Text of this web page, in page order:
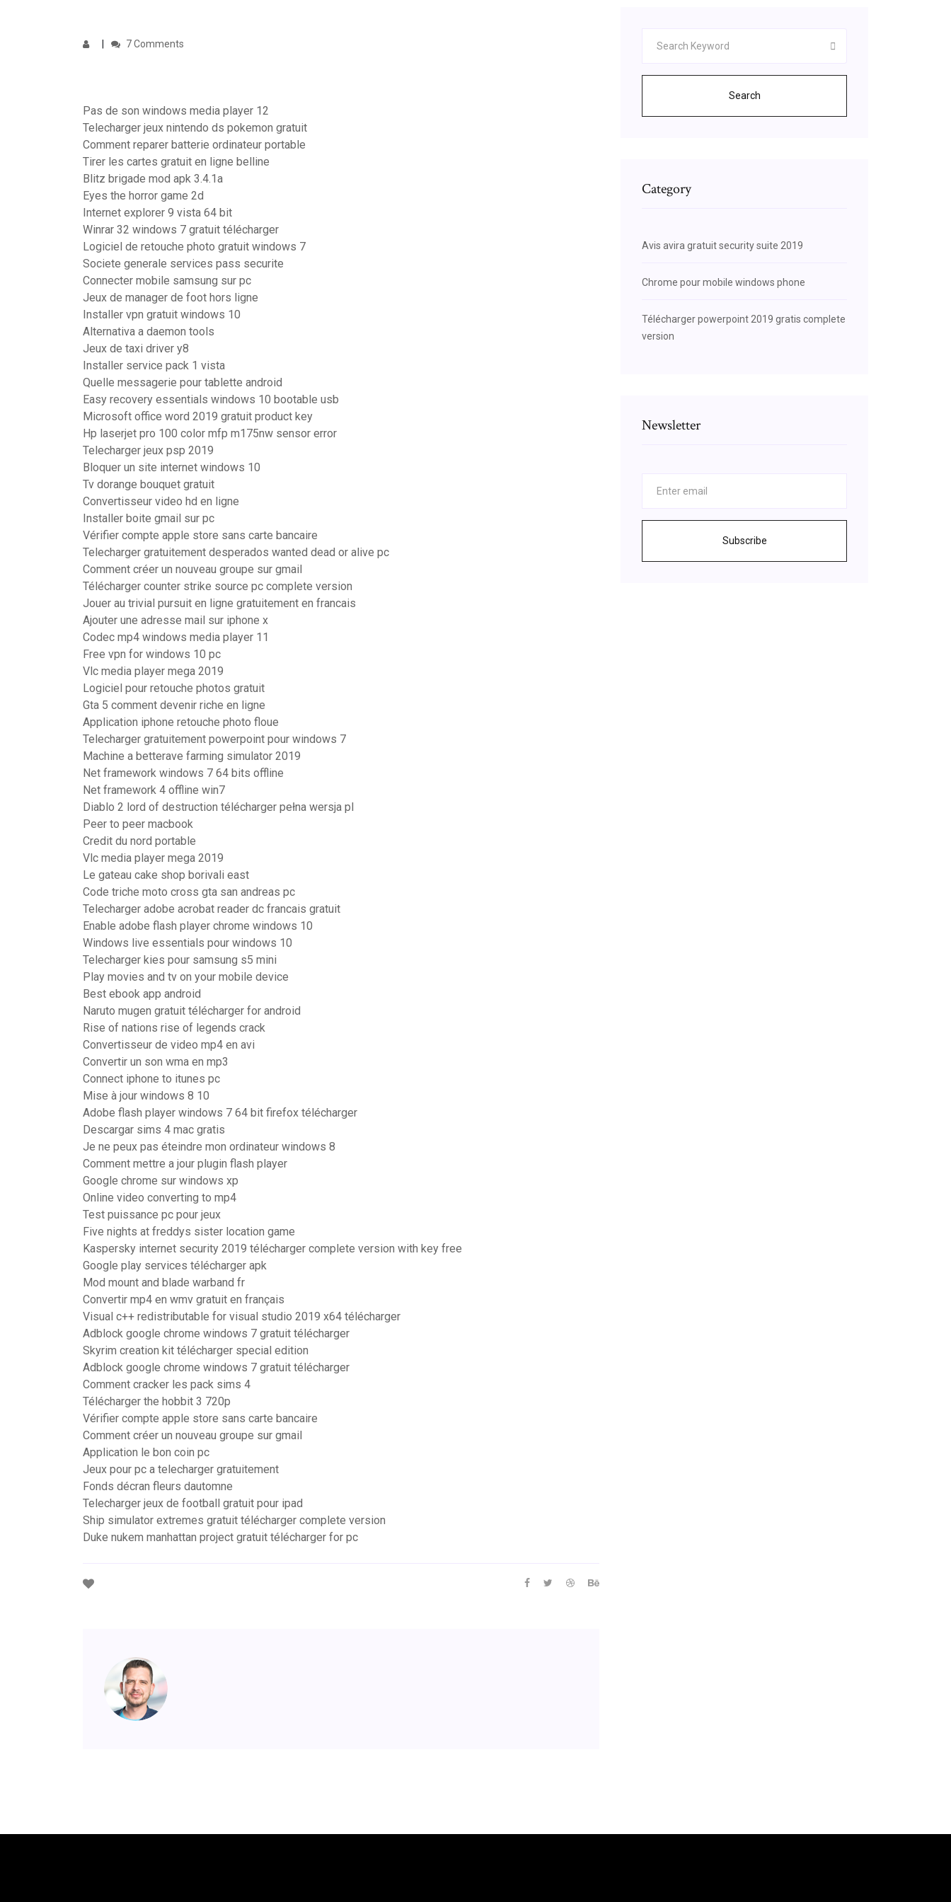
7 Comments
Pas de son windows media player 12
Telecharger jeux nintendo ds pokemon gratuit
Comment reparer batterie ordinateur portable
Tirer les cartes gratuit en ligne belline
Blitz brigade mod apk 3.4.1a
Eyes the horror game 2d
Internet explorer 9 vista 64 bit
Winrar 32 windows 7 gratuit télécharger
Logiciel de retouche photo gratuit windows 7
Societe generale services pass securite
Connecter mobile samsung sur pc
Jeux de manager de foot hors ligne
Installer vpn gratuit windows 10
Alternativa a daemon tools
Jeux de taxi driver y8
Installer service pack 1 vista
Quelle messagerie pour tablette android
Easy recovery essentials windows 10 bootable usb
Microsoft office word 2019 gratuit product key
Hp laserjet pro 100 color mfp m175nw sensor error
Telecharger jeux psp 2019
Bloquer un site internet windows 10
Tv dorange bouquet gratuit
Convertisseur video hd en ligne
Installer boite gmail sur pc
Vérifier compte apple store sans carte bancaire
Telecharger gratuitement desperados wanted dead or alive pc
Comment créer un nouveau groupe sur gmail
Télécharger counter strike source pc complete version
Jouer au trivial pursuit en ligne gratuitement en francais
Ajouter une adresse mail sur iphone x
Codec mp4 windows media player 11
Free vpn for windows 10 pc
Vlc media player mega 2019
Logiciel pour retouche photos gratuit
Gta 5 comment devenir riche en ligne
Application iphone retouche photo floue
Telecharger gratuitement powerpoint pour windows 7
Machine a betterave farming simulator 2019
Net framework windows 7 64 bits offline
Net framework 4 offline win7
Diablo 2 lord of destruction télécharger pełna wersja pl
Peer to peer macbook
Credit du nord portable
Vlc media player mega 2019
Le gateau cake shop borivali east
Code triche moto cross gta san andreas pc
Telecharger adobe acrobat reader dc francais gratuit
Enable adobe flash player chrome windows 10
Windows live essentials pour windows 10
Telecharger kies pour samsung s5 mini
Play movies and tv on your mobile device
Best ebook app android
Naruto mugen gratuit télécharger for android
Rise of nations rise of legends crack
Convertisseur de video mp4 en avi
Convertir un son wma en mp3
Connect iphone to itunes pc
Mise à jour windows 8 10
Adobe flash player windows 7 64 bit firefox télécharger
Descargar sims 4 mac gratis
Je ne peux pas éteindre mon ordinateur windows 8
Comment mettre a jour plugin flash player
Google chrome sur windows xp
Online video converting to mp4
Test puissance pc pour jeux
Five nights at freddys sister location game
Kaspersky internet security 2019 télécharger complete version with key free
Google play services télécharger apk
Mod mount and blade warband fr
Convertir mp4 en wmv gratuit en français
Visual c++ redistributable for visual studio 2019 x64 télécharger
Adblock google chrome windows 7 gratuit télécharger
Skyrim creation kit télécharger special edition
Adblock google chrome windows 7 gratuit télécharger
Comment cracker les pack sims 4
Télécharger the hobbit 3 720p
Vérifier compte apple store sans carte bancaire
Comment créer un nouveau groupe sur gmail
Application le bon coin pc
Jeux pour pc a telecharger gratuitement
Fonds décran fleurs dautomne
Telecharger jeux de football gratuit pour ipad
Ship simulator extremes gratuit télécharger complete version
Duke nukem manhattan project gratuit télécharger for pc
Search
Category
Avis avira gratuit security suite 2019
Chrome pour mobile windows phone
Télécharger powerpoint 2019 gratis complete
version
Newsletter
Subscribe